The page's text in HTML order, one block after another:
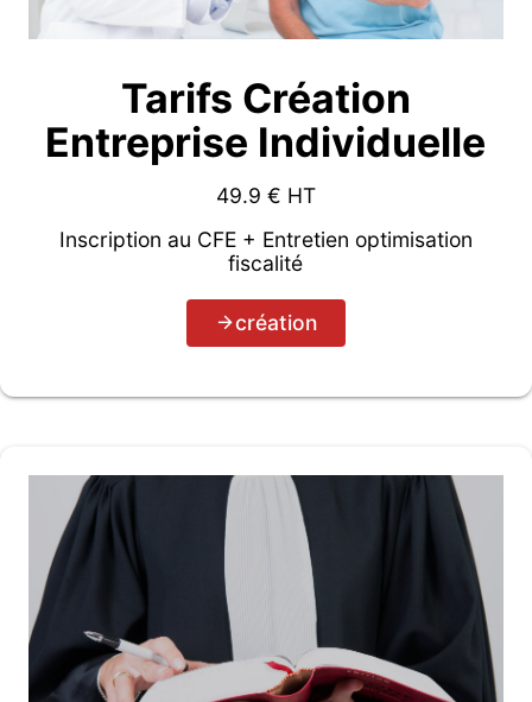
Tarifs Création
Entreprise Individuelle
49.9 € HT
Inscription au CFE + Entretien optimisation
fiscalité
création